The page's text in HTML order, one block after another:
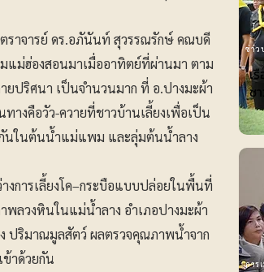
ราจารย์ ดร.อภันันท์ สุวรรณรักษ์ คณบดี
มแม่ฮ่องสอนมาเมื่ออาทิตย์ที่ผ่านมา ตาม
ยปริศนา เป็นจำนวนมาก ที่ อ.ปางมะผ้า
างคือวัว-ควายที่ชาวบ้านเลี้ยงเพื่อเป็น
กันในต้นน้ำแม่แพม และลุ่มต้นน้ำลาง
งการเลี้ยงโค–กระบือแบบปล่อยในพื้นที่
ลวงหินในแม่น้ำลาง อำเภอปางมะผ้า
ปริมาณมูลสัตว์ ผลตรวจคุณภาพน้ำจาก
ข้าด้วยกัน
เ
ช
ข่าว
การ